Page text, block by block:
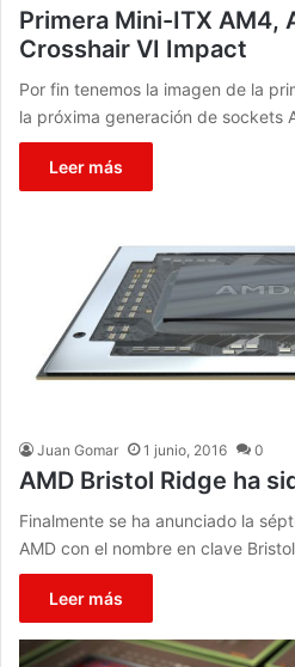
Primera Mini-ITX AM4,
Crosshair VI Impact
Por fin tenemos la imagen de la
la próxima generación de sockets
Leer más
Juan Gomar 1 junio, 2016 0
AMD Bristol Ridge ha
Finalmente se ha anunciado la
AMD con el nombre en clave
Leer más